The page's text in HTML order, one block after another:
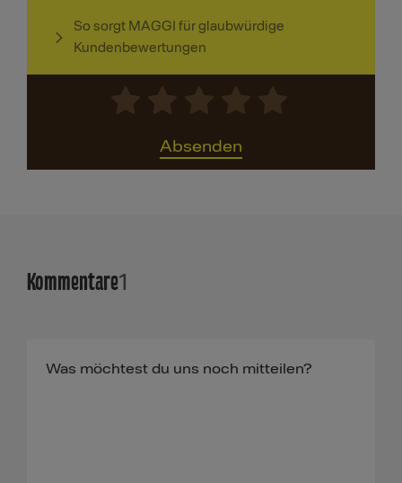
So sorgt MAGGI für glaubwürdige
Kundenbewertungen
Absenden
Kommentare1